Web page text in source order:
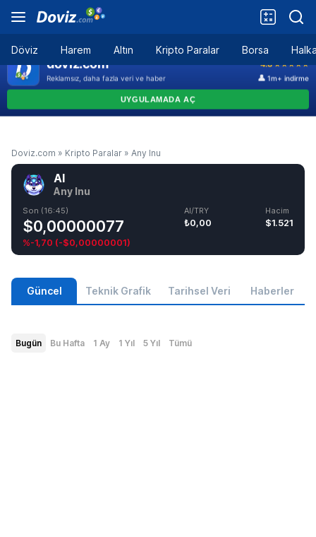
Döviz Harem Altın Kripto Paralar Borsa
Doviz.com » Kripto Paralar » Any Inu
AI
Any Inu
Son (16:45)
$0,00000077
%-1,70 (-$0,00000001)
AI/TRY
₺0,00
Hacim
$1.521
Güncel Teknik Grafik Tarihsel Veri Haberler
Bugün Bu Hafta 1 Ay 1 Yıl 5 Yıl Tümü